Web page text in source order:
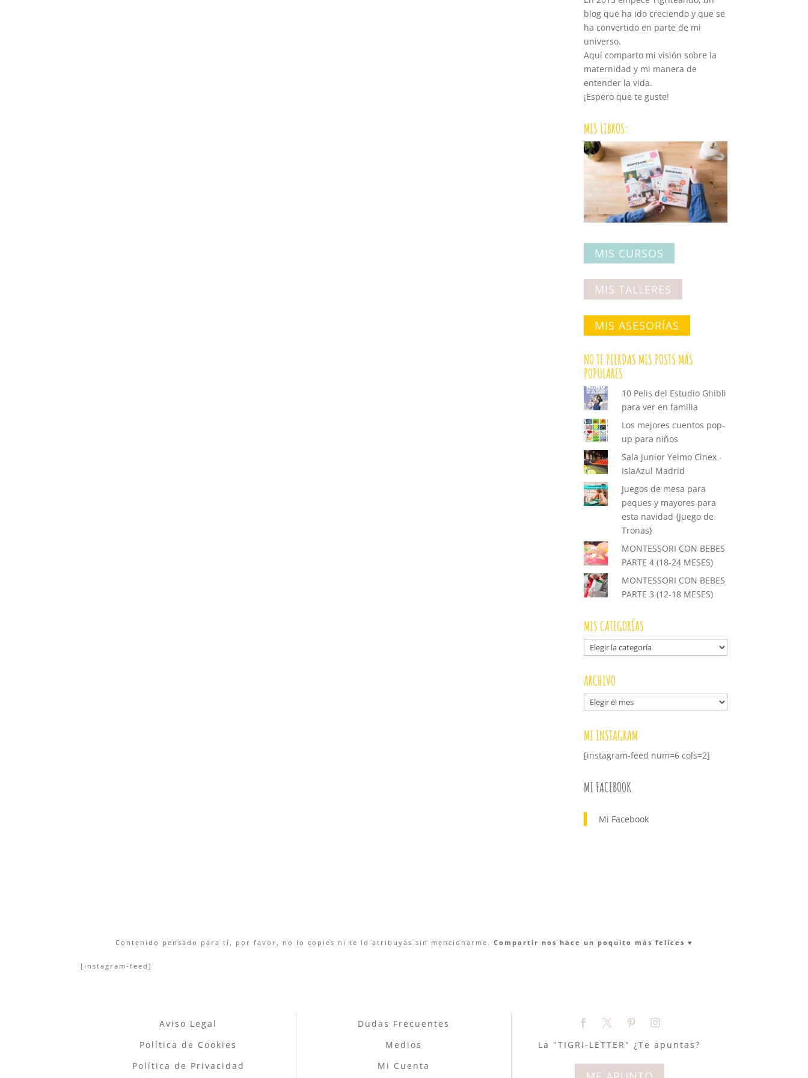
blog que ha ido creciendo y que se
ha convertido en parte de mi
universo.
Aquí comparto mi visión sobre la
maternidad y mi manera de
entender la vida.
¡Espero que te guste!
MIS LIBROS:
MIS CURSOS
MIS TALLERES
MIS ASESORÍAS
NO TE PIERDAS MIS POSTS MÁS
POPULARES
10 Pelis del Estudio Ghibli
para ver en familia
Los mejores cuentos pop-
up para niños
Sala Junior Yelmo Cinex -
IslaAzul Madrid
Juegos de mesa para
peques y mayores para
esta navidad {Juego de
Tronas}
MONTESSORI CON BEBES
PARTE 4 (18-24 MESES)
MONTESSORI CON BEBES
PARTE 3 (12-18 MESES)
MIS CATEGORÍAS
Mis
categorías
ARCHIVO
Archivo
MI INSTAGRAM
[instagram-feed num=6 cols=2]
MI FACEBOOK
Mi Facebook
Contenido pensado para tí, por favor, no lo copies ni te lo atribuyas sin mencionarme. Compartir nos hace un poquito más felices ♥︎
[instagram-feed]
Aviso Legal
Política de Cookies
Política de Privacidad
Dudas Frecuentes
Medios
Mi Cuenta
La "TIGRI-LETTER" ¿Te apuntas?